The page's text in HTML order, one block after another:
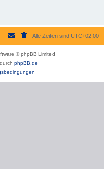
Alle Zeiten sind UTC+02:00
© phpBB Limited
phpBB.de